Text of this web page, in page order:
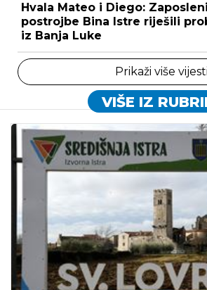
Hvala Mateo i Diego:
postrojbe Bina Istre riješili
iz Banja Luke
Prikaži više vijesti
VIŠE IZ